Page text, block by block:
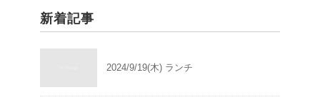
新着記事
2024/9/19(木) ランチ